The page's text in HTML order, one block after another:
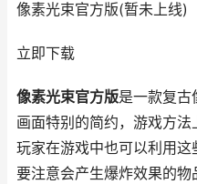
像素光束官方版(暂未上线)
立即下载
像素光束官方版是一款复古
画面特别的简约，游戏方法
玩家在游戏中也可以利用
要注意会产生爆炸效果的物